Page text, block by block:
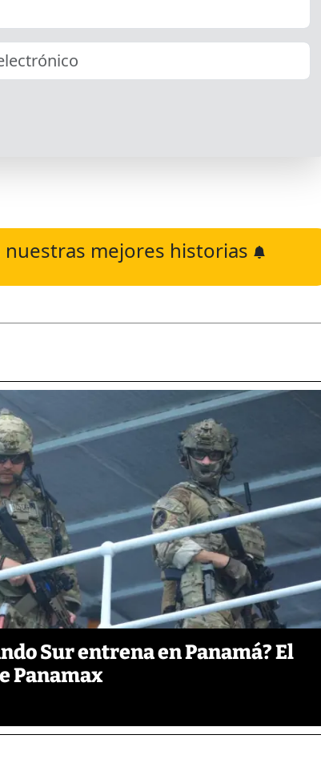
nuestras mejores historias
Sur entrena en Panamá? El
Panamax